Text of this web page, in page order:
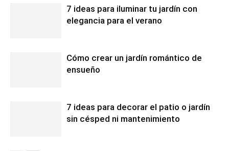
7 ideas para iluminar tu jardín con
elegancia para el verano
Cómo crear un jardín romántico de
ensueño
7 ideas para decorar el patio o jardín
sin césped ni mantenimiento